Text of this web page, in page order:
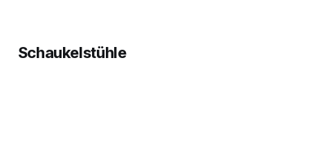
Schaukelstühle